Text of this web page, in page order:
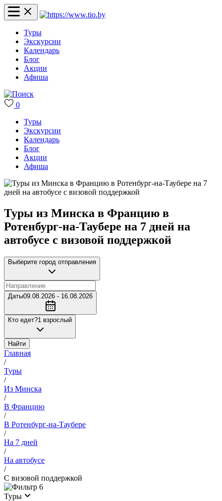
Туры
Экскурсии
Календарь
Блог
Акции
Афиша
0
Туры
Экскурсии
Календарь
Блог
Акции
Афиша
Туры из Минска в Францию в
Ротенбург-на-Таубере на 7 дней на
автобусе с визовой поддержкой
Выберите город отправления
Даты09.08.2026 - 16.08.2026
Кто едет?1 взрослый
Найти
Главная
/
Туры
/
Из Минска
/
В Францию
/
В Ротенбург-на-Таубере
/
На 7 дней
/
На автобусе
/
С визовой поддержкой
6
Туры